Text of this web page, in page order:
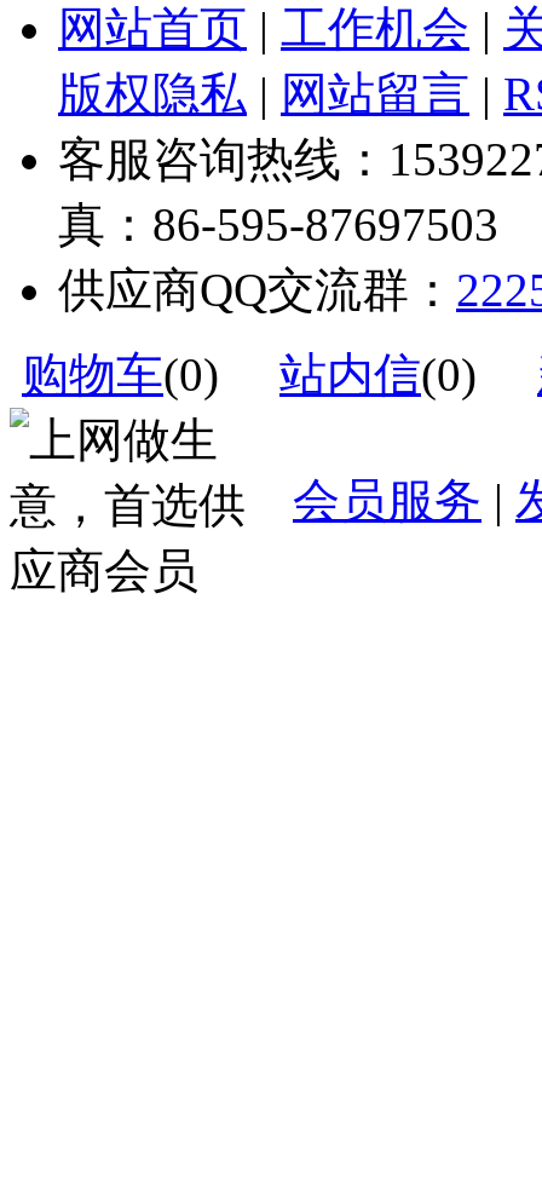
网站首页 | 工作机会 |
版权隐私 | 网站留言 |
客服咨询热线：
真：86-595-87697503
供应商QQ交流群：
购物车(0) 站内信(0)
会员服务 |